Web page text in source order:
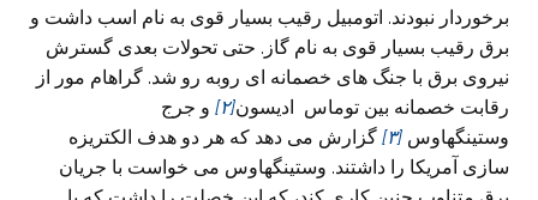
برخوردار نبودند. اتومبیل رقیب بسیار قوی به نام اسب داشت و
برق رقیب بسیار قوی به نام گاز. حتی تحولات بعدی گسترش
نیروی برق با جنگ های خصمانه ای روبه رو شد. گراهام مور از
رقابت خصمانه بین توماس ادیسون[۲]
و جرج
وستینگهاوس [۳]
گزارش می‌ دهد که هر دو هدف الکتریزه
سازی آمریکا را داشتند. وستینگهاوس می‌ خواست با جریان